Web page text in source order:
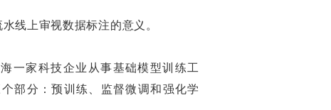
线上审视数据标注的意义。
一家科技企业从事基础模型训练工
部分：预训练、监督微调和强化学